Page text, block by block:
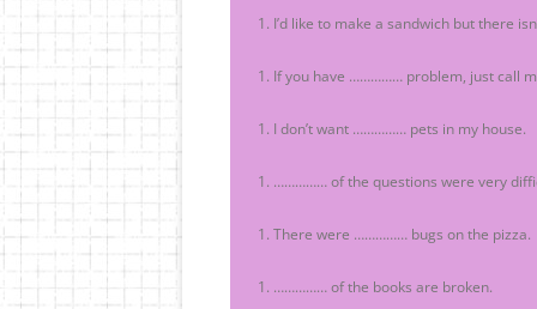
I’d like to make a sandwich but there
If you have …………… problem, just call
I don’t want …………… pets in my house.
…………… of the questions were very
There were …………… bugs on the pizza.
…………… of the books are broken.